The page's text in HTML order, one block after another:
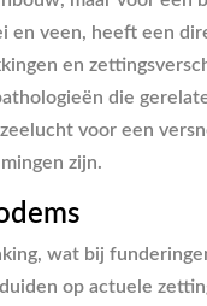
en veen, heeft een
en
die
voor een
zijn.
wat bij
op actuele